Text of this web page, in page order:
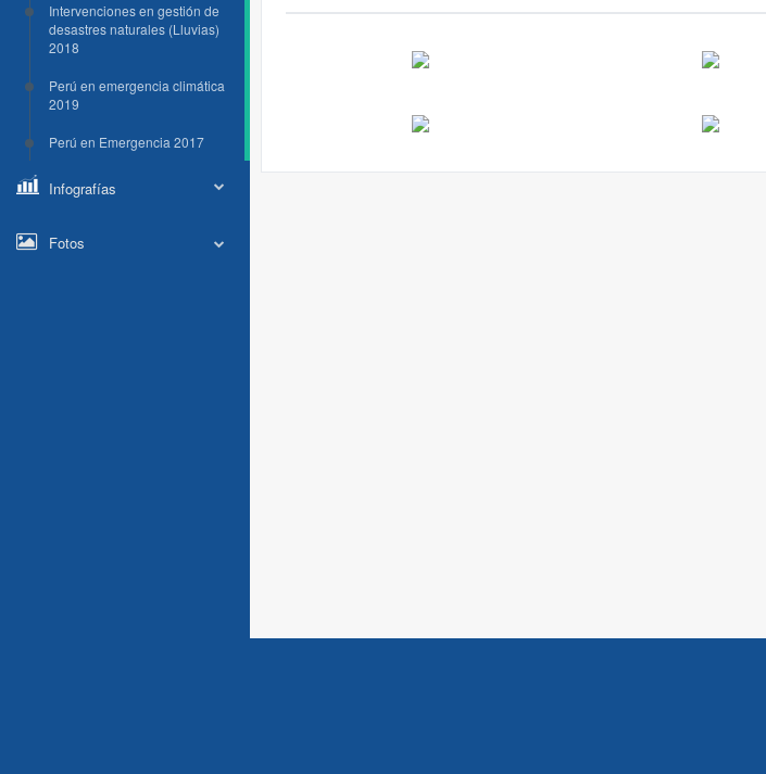
Intervenciones en gestión de
desastres naturales (Lluvias)
2018
Perú en emergencia climática
2019
Perú en Emergencia 2017
Infografías
Fotos